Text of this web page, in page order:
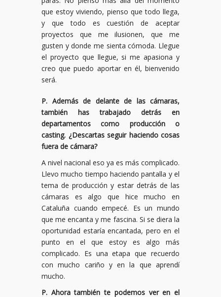
que estoy viviendo, pienso que todo llega,
y que todo es cuestión de aceptar
proyectos que me ilusionen, que me
gusten y donde me sienta cómoda. Llegue
el proyecto que llegue, si me apasiona y
creo que puedo aportar en él, bienvenido
será.
P. Además de delante de las cámaras,
también has trabajado detrás en
departamentos como producción o
casting. ¿Descartas seguir haciendo cosas
fuera de cámara?
A nivel nacional eso ya es más complicado.
Llevo mucho tiempo haciendo pantalla y el
tema de producción y estar detrás de las
cámaras es algo que hice mucho en
Cataluña cuando empecé. Es un mundo
que me encanta y me fascina. Si se diera la
oportunidad estaría encantada, pero en el
punto en el que estoy es algo más
complicado. Es una etapa que recuerdo
con mucho cariño y en la que aprendí
mucho.
P. Ahora también te podemos ver en el